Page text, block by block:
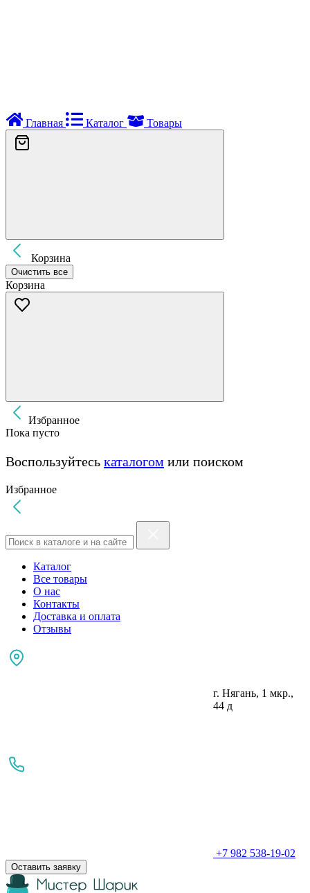
Главная Каталог Товары
Корзина
Очистить все
Корзина
Избранное
Пока пусто
Воспользуйтесь каталогом или поиском
Избранное
Каталог
Все товары
О нас
Контакты
Доставка и оплата
Отзывы
г. Нягань, 1 мкр.,
44 д
+7 982 538-19-02
Оставить заявку